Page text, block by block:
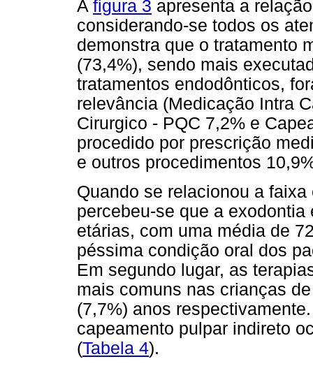
A figura 3 apresenta a
considerando-se todos os
demonstra que o tratamento
(73,4%), sendo mais
tratamentos endodônticos,
relevância (Medicação Intra
Cirurgico - PQC 7,2% e
procedido por prescrição
e outros procedimentos
Quando se relacionou a
percebeu-se que a
etárias, com uma média de
péssima condição oral dos
Em segundo lugar, as
mais comuns nas crianças
(7,7%) anos
capeamento pulpar indireto
(Tabela 4).